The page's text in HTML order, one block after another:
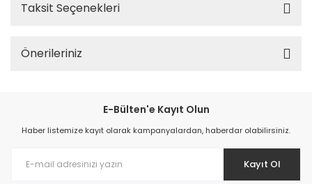
Taksit Seçenekleri
Önerileriniz
E-Bülten'e Kayıt Olun
Haber listemize kayıt olarak kampanyalardan, haberdar olabilirsiniz.
Kayıt Ol